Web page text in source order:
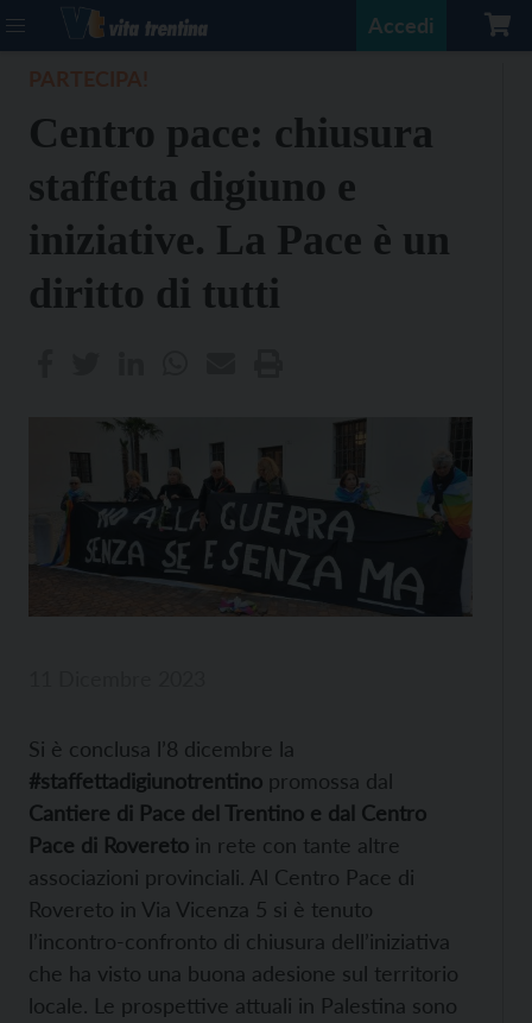
Accedi
Centro pace: chiusura
staffetta digiuno e
iniziative. La Pace è un
diritto di tutti
Si è conclusa l’8 dicembre la
#staffettadigiunotrentino promossa dal
Cantiere di Pace del Trentino e dal Centro
Pace di Rovereto in rete con tante altre
associazioni provinciali. Al Centro Pace di
Rovereto in Via Vicenza 5 si è tenuto
l’incontro-confronto di chiusura dell’iniziativa
che ha visto una buona adesione sul territorio
locale. Le prospettive attuali in Palestina sono